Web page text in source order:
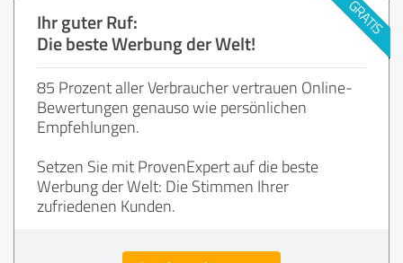
Ihr guter Ruf:
Die beste Werbung der Welt!
85 Prozent aller Verbraucher vertrauen Online-
Bewertungen genauso wie persönlichen
Empfehlungen.
Setzen Sie mit ProvenExpert auf die beste
Werbung der Welt: Die Stimmen Ihrer
zufriedenen Kunden.